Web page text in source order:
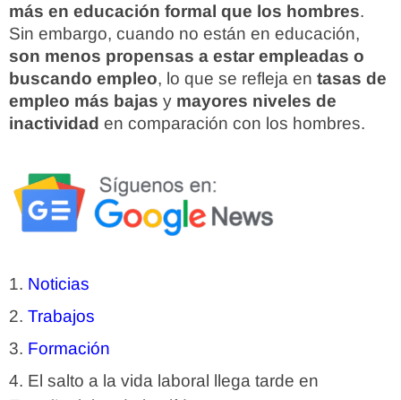
más en educación formal que los hombres.
Sin embargo, cuando no están en educación,
son menos propensas a estar empleadas o
buscando empleo, lo que se refleja en tasas de
empleo más bajas y mayores niveles de
inactividad en comparación con los hombres.
Noticias
Trabajos
Formación
El salto a la vida laboral llega tarde en